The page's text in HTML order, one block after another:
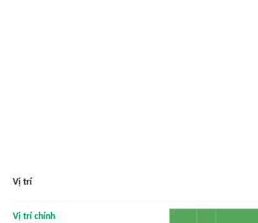
Vị trí
Vị trí chính